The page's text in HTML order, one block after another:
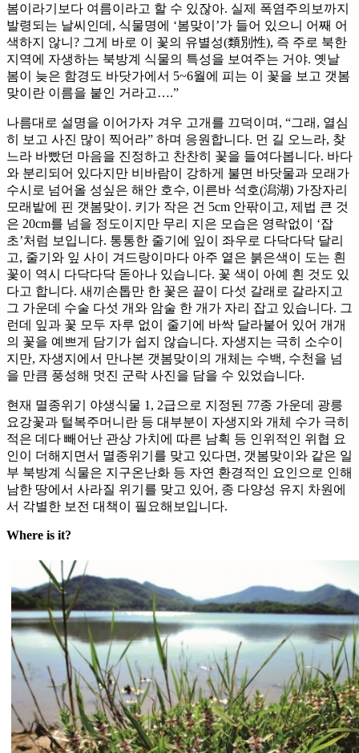
봄이라기보다 여름이라고 할 수 있잖아. 실제 폭염주의보까지
발령되는 날씨인데, 식물명에 ‘봄맞이’가 들어 있으니 어째 어
색하지 않니? 그게 바로 이 꽃의 유별성(類別性), 즉 주로 북한
지역에 자생하는 북방계 식물의 특성을 보여주는 거야. 옛날
봄이 늦은 함경도 바닷가에서 5~6월에 피는 이 꽃을 보고 갯봄
맞이란 이름을 붙인 거라고….”
나름대로 설명을 이어가자 겨우 고개를 끄덕이며, “그래, 열심
히 보고 사진 많이 찍어라” 하며 응원합니다. 먼 길 오느라, 찾
느라 바빴던 마음을 진정하고 찬찬히 꽃을 들여다봅니다. 바다
와 분리되어 있다지만 비바람이 강하게 불면 바닷물과 모래가
수시로 넘어올 성싶은 해안 호수, 이른바 석호(潟湖) 가장자리
모래밭에 핀 갯봄맞이. 키가 작은 건 5cm 안팎이고, 제법 큰 것
은 20cm를 넘을 정도이지만 무리 지은 모습은 영락없이 ‘잡
초’처럼 보입니다. 통통한 줄기에 잎이 좌우로 다닥다닥 달리
고, 줄기와 잎 사이 겨드랑이마다 아주 옅은 붉은색이 도는 흰
꽃이 역시 다닥다닥 돋아나 있습니다. 꽃 색이 아예 흰 것도 있
다고 합니다. 새끼손톱만 한 꽃은 끝이 다섯 갈래로 갈라지고
그 가운데 수술 다섯 개와 암술 한 개가 자리 잡고 있습니다. 그
런데 잎과 꽃 모두 자루 없이 줄기에 바싹 달라붙어 있어 개개
의 꽃을 예쁘게 담기가 쉽지 않습니다. 자생지는 극히 소수이
지만, 자생지에서 만나본 갯봄맞이의 개체는 수백, 수천을 넘
을 만큼 풍성해 멋진 군락 사진을 담을 수 있었습니다.
현재 멸종위기 야생식물 1, 2급으로 지정된 77종 가운데 광릉
요강꽃과 털복주머니란 등 대부분이 자생지와 개체 수가 극히
적은 데다 빼어난 관상 가치에 따른 남획 등 인위적인 위협 요
인이 더해지면서 멸종위기를 맞고 있다면, 갯봄맞이와 같은 일
부 북방계 식물은 지구온난화 등 자연 환경적인 요인으로 인해
남한 땅에서 사라질 위기를 맞고 있어, 종 다양성 유지 차원에
서 각별한 보전 대책이 필요해보입니다.
Where is it?